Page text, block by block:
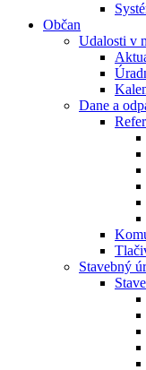
Občan
Udalosti v
Dane a
Stavebný